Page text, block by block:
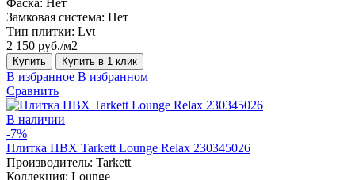
Замковая система: Нет
Тип плитки: Lvt
2 150 руб./м2
Купить Купить в 1 клик
В избранное В избранном
Сравнить
В наличии
-7%
Плитка ПВХ Tarkett Lounge Relax 230345026
Производитель: Tarkett
Коллекция: Lounge